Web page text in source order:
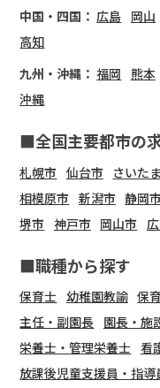
中国・四国： 広島 岡山
高知
九州・沖縄： 福岡 熊本
沖縄
■全国主要都市の
札幌市 仙台市 さいた
相模原市 新潟市 静岡市
堺市 神戸市 岡山市
■職種から探す
保育士 幼稚園教諭 保
主任・副園長 園長・施
栄養士・管理栄養士 看
放課後児童支援員・指導